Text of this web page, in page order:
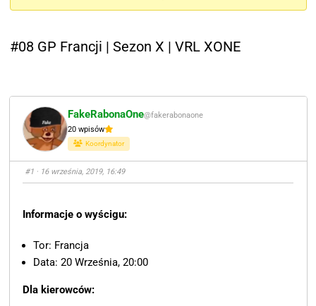
#08 GP Francji | Sezon X | VRL XONE
FakeRabonaOne@fakerabonaone
20 wpisów
Koordynator
#1 · 16 września, 2019, 16:49
Informacje o wyścigu:
Tor: Francja
Data: 20 Września, 20:00
Dla kierowców: